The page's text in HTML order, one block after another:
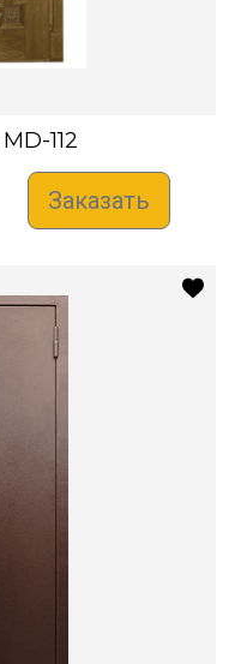
MD-112
Заказать